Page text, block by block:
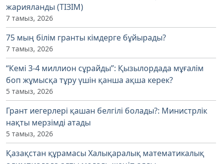
жарияланды (ТІЗІМ)
7 тамыз, 2026
75 мың білім гранты кімдерге бұйырады?
7 тамыз, 2026
“Кемі 3-4 миллион сұрайды”: Қызылордада мұғалім
боп жұмысқа тұру үшін қанша ақша керек?
5 тамыз, 2026
Грант иегерлері қашан белгілі болады?: Министрлік
нақты мерзімді атады
5 тамыз, 2026
Қазақстан құрамасы Халықаралық математикалық